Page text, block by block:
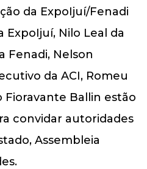
da ExpoIjuí/Fenadi
ExpoIjuí, Nilo Leal da
Fenadi, Nelson
da ACI, Romeu
Ballin estão
convidar autoridades
Assembleia